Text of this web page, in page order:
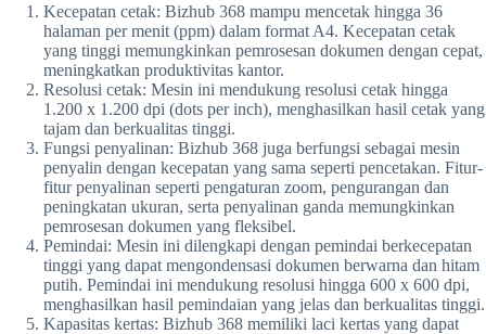
Kecepatan cetak: Bizhub 368 mampu mencetak hingga 36
halaman per menit (ppm) dalam format A4. Kecepatan cetak
yang tinggi memungkinkan pemrosesan dokumen dengan cepat,
meningkatkan produktivitas kantor.
Resolusi cetak: Mesin ini mendukung resolusi cetak hingga
1.200 x 1.200 dpi (dots per inch), menghasilkan hasil cetak yang
tajam dan berkualitas tinggi.
Fungsi penyalinan: Bizhub 368 juga berfungsi sebagai mesin
penyalin dengan kecepatan yang sama seperti pencetakan. Fitur-
fitur penyalinan seperti pengaturan zoom, pengurangan dan
peningkatan ukuran, serta penyalinan ganda memungkinkan
pemrosesan dokumen yang fleksibel.
Pemindai: Mesin ini dilengkapi dengan pemindai berkecepatan
tinggi yang dapat mengondensasi dokumen berwarna dan hitam
putih. Pemindai ini mendukung resolusi hingga 600 x 600 dpi,
menghasilkan hasil pemindaian yang jelas dan berkualitas tinggi.
Kapasitas kertas: Bizhub 368 memiliki laci kertas yang dapat